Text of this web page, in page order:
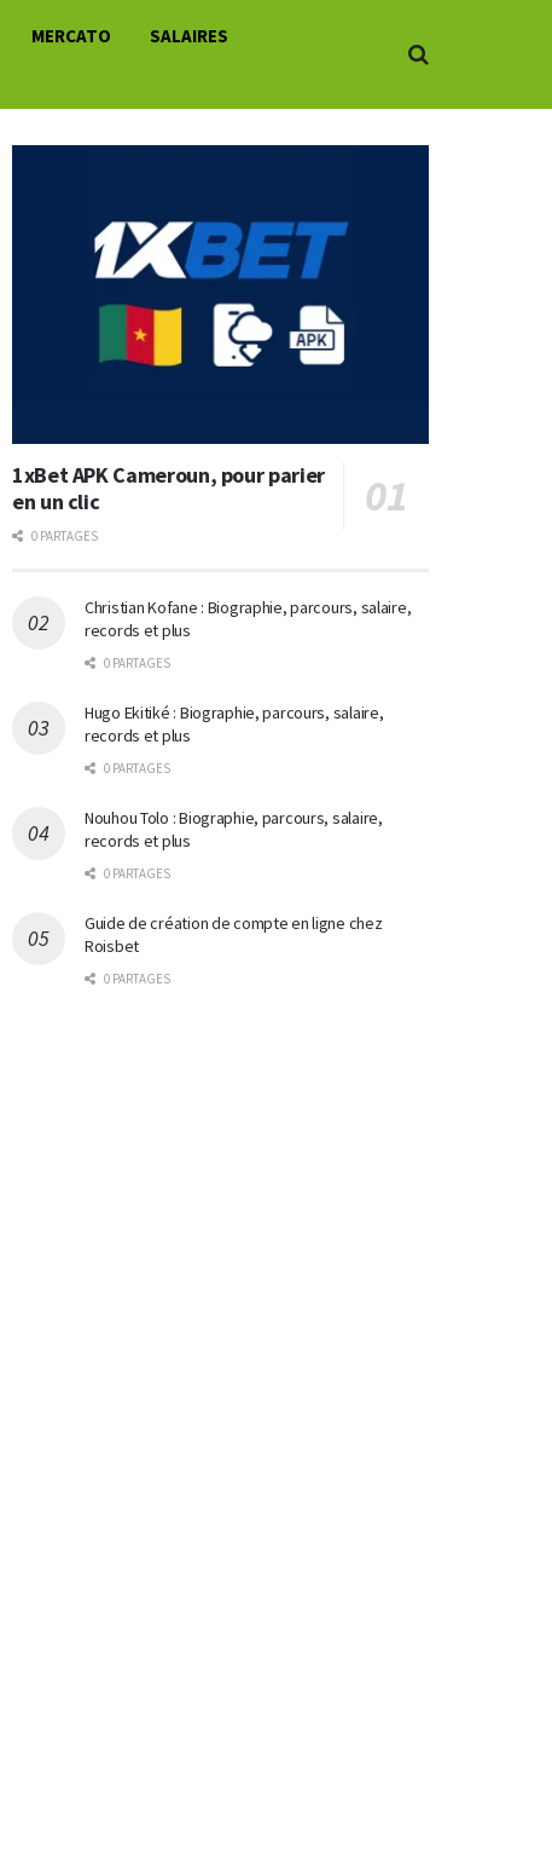
MERCATO
SALAIRES
1xBet APK Cameroun, pour parier
en un clic
0 PARTAGES
Christian Kofane : Biographie, parcours, salaire,
records et plus
0 PARTAGES
Hugo Ekitiké : Biographie, parcours, salaire,
records et plus
0 PARTAGES
Nouhou Tolo : Biographie, parcours, salaire,
records et plus
0 PARTAGES
Guide de création de compte en ligne chez
Roisbet
0 PARTAGES